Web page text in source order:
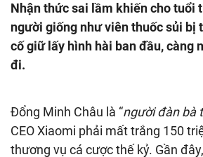
Nhận thức sai lầm khiến cho tuổi
người giống như viên thuốc sủi bị
cố giữ lấy hình hài ban đầu, càng
đi.
Đổng Minh Châu là “người đàn bà
CEO Xiaomi phải mất trắng 150
thương vụ cá cược thế kỷ. Gần